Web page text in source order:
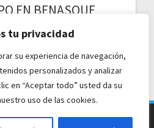
tu privacidad
su experiencia de navegación,
personalizados y analizar
en “Aceptar todo” usted da su
uso de las cookies.
EN BENASQUE